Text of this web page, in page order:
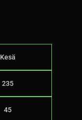
Kesä
235
45